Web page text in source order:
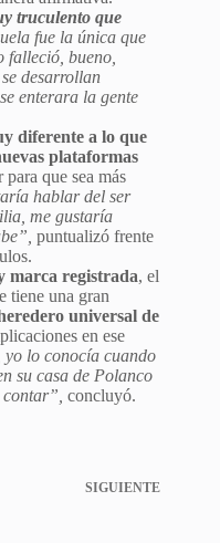
truculento que
fue la única que
bueno,
desarrollan
enterara la gente
diferente a lo que
plataformas
que sea más
hablar del ser
me gustaría
puntualizó frente
marca registrada, el
tiene una gran
universal de
en ese
lo conocía cuando
su casa de Polanco
concluyó.
SIGUIENTE